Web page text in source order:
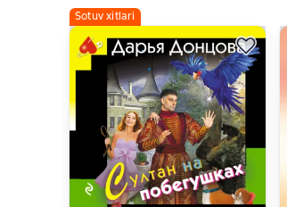
Sotuv xitlari